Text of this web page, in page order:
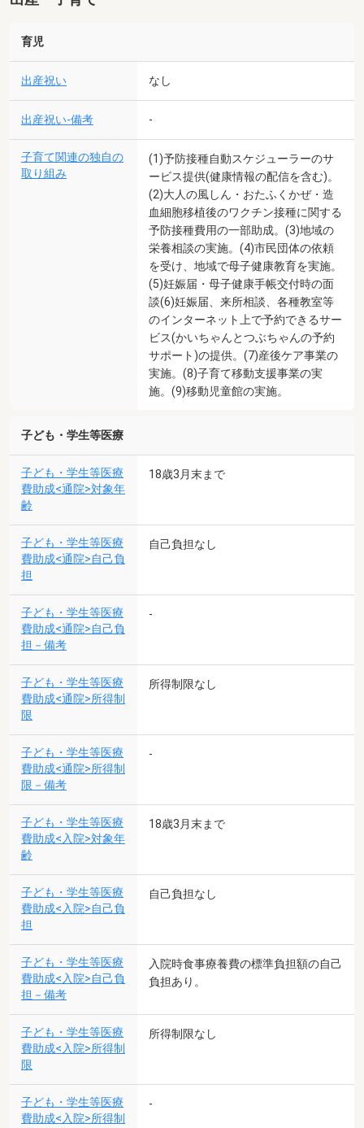
育児
出産祝い なし
出産祝い-備考 -
子育て関連の独自の
取り組み
(1)予防接種自動スケジューラーのサ
ービス提供(健康情報の配信を含む)。
(2)大人の風しん・おたふくかぜ・造
血細胞移植後のワクチン接種に関する
予防接種費用の一部助成。(3)地域の
栄養相談の実施。(4)市民団体の依頼
を受け、地域で母子健康教育を実施。
(5)妊娠届・母子健康手帳交付時の面
談(6)妊娠届、来所相談、各種教室等
のインターネット上で予約できるサー
ビス(かいちゃんとつぶちゃんの予約
サポート)の提供。(7)産後ケア事業の
実施。(8)子育て移動支援事業の実
施。(9)移動児童館の実施。
子ども・学生等医療
子ども・学生等医療
費助成<通院>対象年
齢
18歳3月末まで
子ども・学生等医療
費助成<通院>自己負
担
自己負担なし
子ども・学生等医療
費助成<通院>自己負
担－備考
-
子ども・学生等医療
費助成<通院>所得制
限
所得制限なし
子ども・学生等医療
費助成<通院>所得制
限－備考
-
子ども・学生等医療
費助成<入院>対象年
齢
18歳3月末まで
子ども・学生等医療
費助成<入院>自己負
担
自己負担なし
子ども・学生等医療
費助成<入院>自己負
担－備考
入院時食事療養費の標準負担額の自己
負担あり。
子ども・学生等医療
費助成<入院>所得制
限
所得制限なし
子ども・学生等医療
費助成<入院>所得制
-